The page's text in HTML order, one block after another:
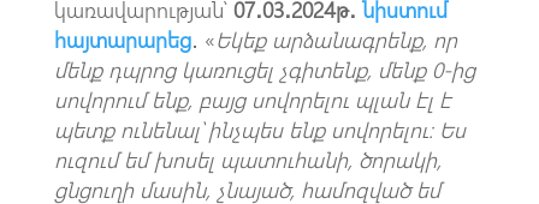
կառավարության՝ 07․03․2024թ․ նիստում
հայտարարեց․ «Եկեք արձանագրենք, որ
մենք դպրոց կառուցել չգիտենք, մենք 0-ից
սովորում ենք, բայց սովորելու պլան էլ է
պետք ունենալ՝ ինչպես ենք սովորելու։ Ես
ուզում եմ խոսել պատուհանի, ծորակի,
ցնցուղի մասին, չնայած, համոզված եմ